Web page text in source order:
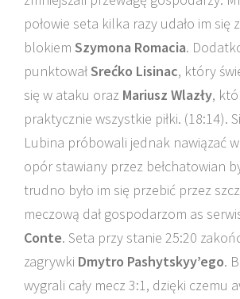
połowie seta kilka razy udało im się
blokiem Szymona Romacia.
punktowałSrećko Lisinac, który
się w ataku oraz Mariusz Wlazły,
praktycznie wszystkie piłki. (18:14).
Lubina próbowali jednak nawiązać
opór stawiany przez bełchatowian
trudno było im się przebić przez
meczową dał gospodarzom as
Conte. Seta przy stanie 25:20
zagrywki Dmytro Pashytskyy’ego.
wygrali cały mecz 3:1, dzięki czemu